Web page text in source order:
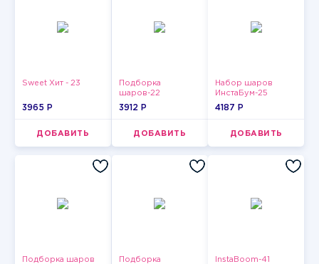
Sweet Хит - 23
3965 P
ДОБАВИТЬ
Подборка
шаров-22
3912 P
ДОБАВИТЬ
Набор шаров
ИнстаБум-25
4187 P
ДОБАВИТЬ
Подборка шаров
Подборка
InstaBoom-41